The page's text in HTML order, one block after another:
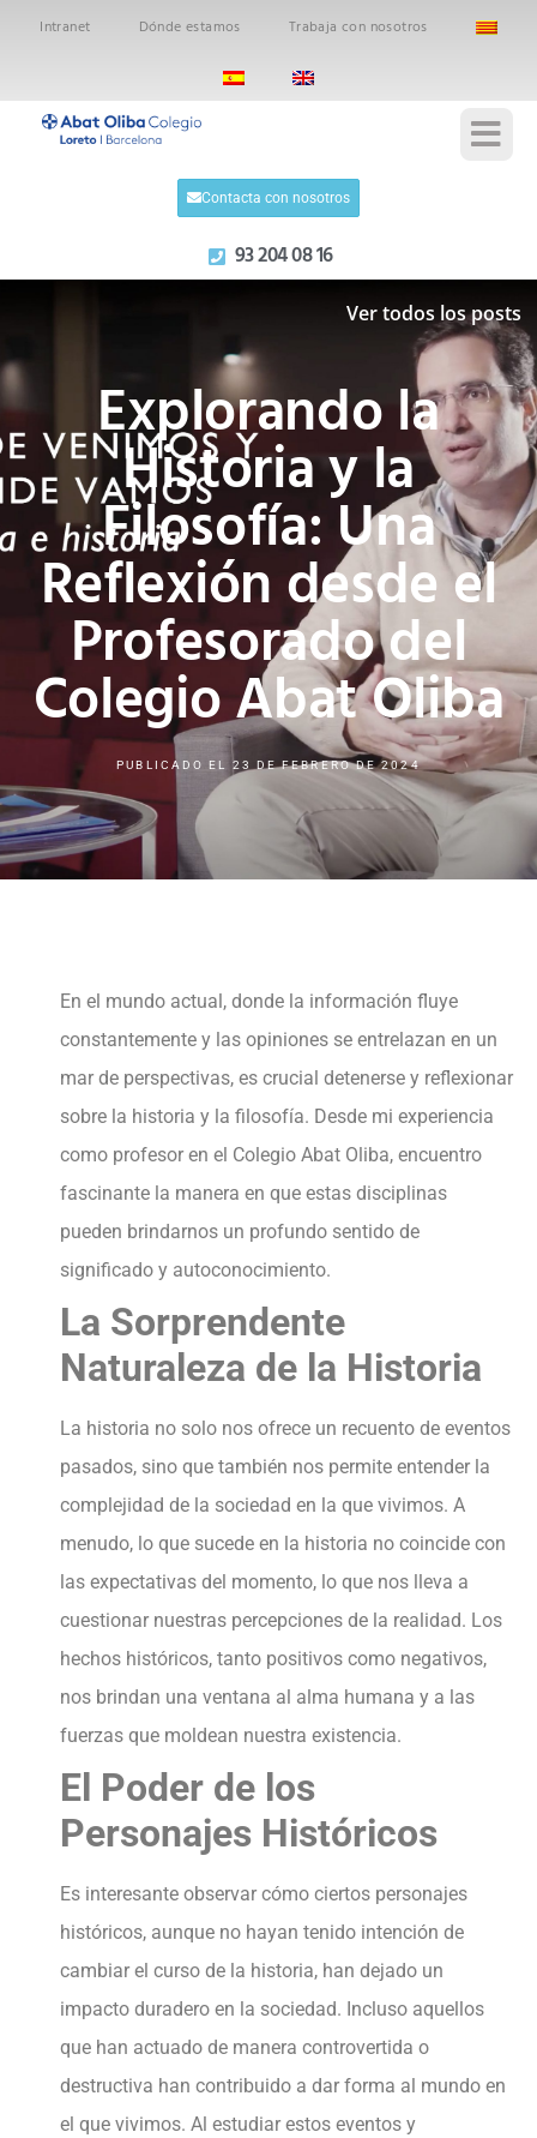
Intranet Dónde estamos Trabaja con nosotros
Contacta con nosotros
93 204 08 16
Ver todos los posts
Explorando la
Historia y la
Filosofía: Una
Reflexión desde el
Profesorado del
Colegio Abat Oliba
PUBLICADO EL 23 DE FEBRERO DE 2024
En el mundo actual, donde la información fluye
constantemente y las opiniones se entrelazan en un
mar de perspectivas, es crucial detenerse y reflexionar
sobre la historia y la filosofía. Desde mi experiencia
como profesor en el Colegio Abat Oliba, encuentro
fascinante la manera en que estas disciplinas
pueden brindarnos un profundo sentido de
significado y autoconocimiento.
La Sorprendente
Naturaleza de la Historia
La historia no solo nos ofrece un recuento de eventos
pasados, sino que también nos permite entender la
complejidad de la sociedad en la que vivimos. A
menudo, lo que sucede en la historia no coincide con
las expectativas del momento, lo que nos lleva a
cuestionar nuestras percepciones de la realidad. Los
hechos históricos, tanto positivos como negativos,
nos brindan una ventana al alma humana y a las
fuerzas que moldean nuestra existencia.
El Poder de los
Personajes Históricos
Es interesante observar cómo ciertos personajes
históricos, aunque no hayan tenido intención de
cambiar el curso de la historia, han dejado un
impacto duradero en la sociedad. Incluso aquellos
que han actuado de manera controvertida o
destructiva han contribuido a dar forma al mundo en
el que vivimos. Al estudiar estos eventos y